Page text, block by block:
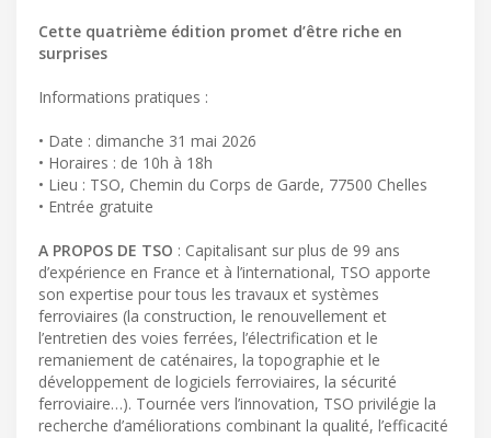
Cette quatrième édition promet d’être riche en
surprises
Informations pratiques :
• Date : dimanche 31 mai 2026
• Horaires : de 10h à 18h
• Lieu : TSO, Chemin du Corps de Garde, 77500 Chelles
• Entrée gratuite
A PROPOS DE TSO : Capitalisant sur plus de 99 ans
d’expérience en France et à l’international, TSO apporte
son expertise pour tous les travaux et systèmes
ferroviaires (la construction, le renouvellement et
l’entretien des voies ferrées, l’électrification et le
remaniement de caténaires, la topographie et le
développement de logiciels ferroviaires, la sécurité
ferroviaire…). Tournée vers l’innovation, TSO privilégie la
recherche d’améliorations combinant la qualité, l’efficacité